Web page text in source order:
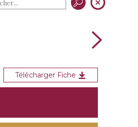
Télécharger Fiche